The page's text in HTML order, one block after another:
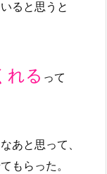
ると思うと
れる って
あと思って、
もらった。